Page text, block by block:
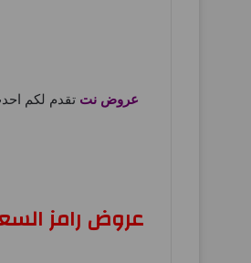
عروض نت تقدم لكم
عروض رامز